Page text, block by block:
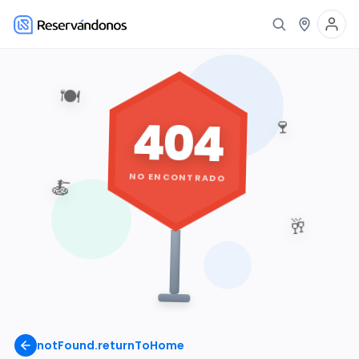
notFound.returnToHome
🍽️
🍷
🥂
🍝
404
NO ENCONTRADO